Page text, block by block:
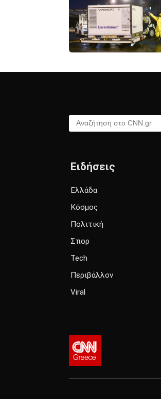
Αναζήτηση στο CNN.gr
Ειδήσεις
Ελλάδα
Κόσμος
Πολιτική
Σπορ
Tech
Περιβάλλον
Viral